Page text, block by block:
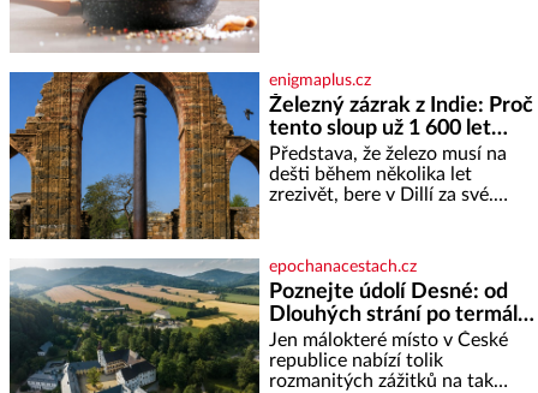
sladkých. Sůl je zdravá Ale v
ani ne třetinovém množství, než
je pro většinu populace běžné.
Její základní složky– sodík a
chlór – jsou zásadní pro
správné hospodaření
enigmaplus.cz
Železný zázrak z Indie: Proč
tento sloup už 1 600 let
nezná rez?
Představa, že železo musí na
dešti během několika let
zrezivět, bere v Dillí za své.
železný sloup, který už přibližně
1 600 let odolává počasí
epochanacestach.cz
Poznejte údolí Desné: od
Dlouhých strání po termální
prameny
Jen málokteré místo v České
republice nabízí tolik
rozmanitých zážitků na tak